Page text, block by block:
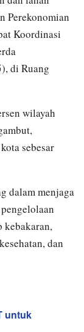
Perekonomian
Koordinasi
di Ruang
wilayah
sebesar
dalam menjaga
kebakaran,
dan
untuk